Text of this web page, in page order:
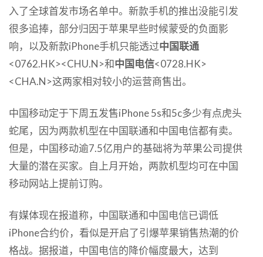
入了全球首发市场名单中。新款手机的推出没能引发
很多追捧，部分归因于苹果早些时候蒙受的负面影
响，以及新款iPhone手机只能透过中国联通
<0762.HK><CHU.N>和中国电信<0728.HK>
<CHA.N>这两家相对较小的运营商售出。
中国移动定于下周五发售iPhone 5s和5c多少有点虎头
蛇尾，因为两款机型在中国联通和中国电信都有卖。
但是，中国移动逾7.5亿用户的基础将为苹果公司提供
大量的潜在买家。自上月开始，两款机型均可在中国
移动网站上提前订购。
有媒体现在报道称，中国联通和中国电信已调低
iPhone合约价，看似是开启了引爆苹果销售热潮的价
格战。据报道，中国电信的降价幅度最大，达到